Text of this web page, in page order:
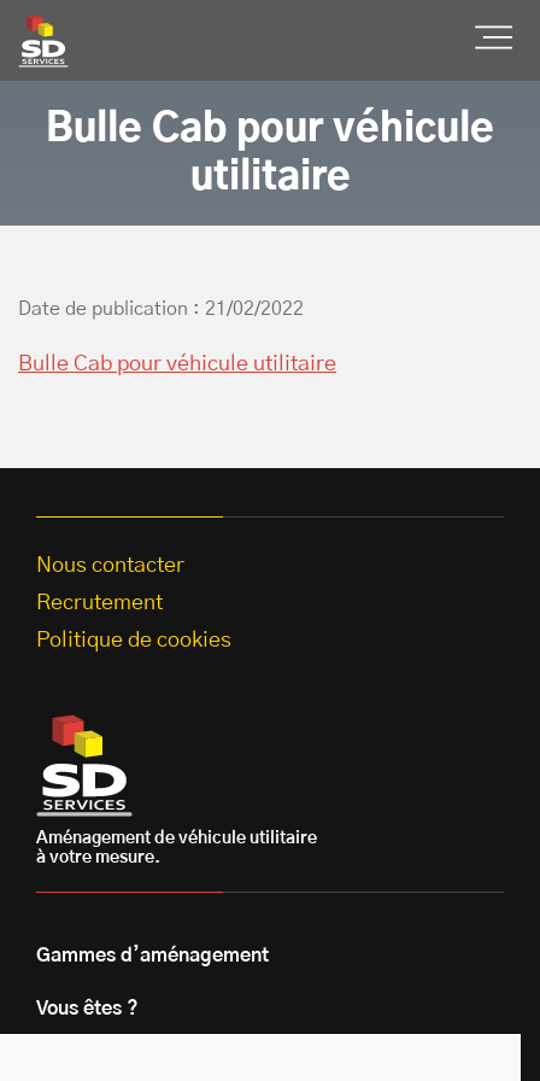
SD Services
Bulle Cab pour véhicule
utilitaire
Date de publication : 21/02/2022
Bulle Cab pour véhicule utilitaire
Nous contacter
Recrutement
Politique de cookies
Aménagement de véhicule utilitaire
à votre mesure.
Gammes d’aménagement
Vous êtes ?